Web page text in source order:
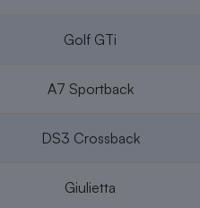
Golf GTi
A7 Sportback
DS3 Crossback
Giulietta